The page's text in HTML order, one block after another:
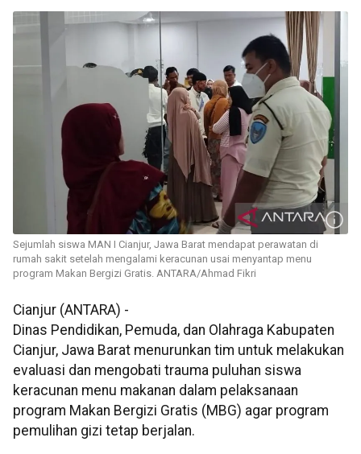
Sejumlah siswa MAN I Cianjur, Jawa Barat mendapat perawatan di
rumah sakit setelah mengalami keracunan usai menyantap menu
program Makan Bergizi Gratis. ANTARA/Ahmad Fikri
Cianjur (ANTARA) -
Dinas Pendidikan, Pemuda, dan Olahraga Kabupaten
Cianjur, Jawa Barat menurunkan tim untuk melakukan
evaluasi dan mengobati trauma puluhan siswa
keracunan menu makanan dalam pelaksanaan
program Makan Bergizi Gratis (MBG) agar program
pemulihan gizi tetap berjalan.